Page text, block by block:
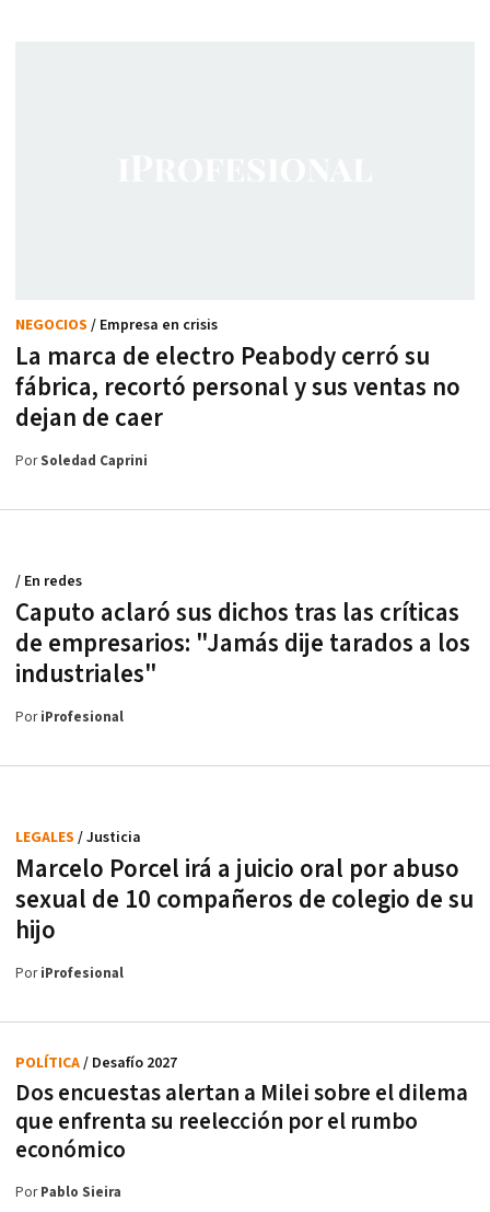
La marca de electro Peabody cerró su
fábrica, recortó personal y sus ventas no
dejan de caer
NEGOCIOS / Empresa en crisis
PorSoledad Caprini
Caputo aclaró sus dichos tras las críticas
de empresarios: "Jamás dije tarados a los
industriales"
/ En redes
PoriProfesional
Marcelo Porcel irá a juicio oral por abuso
sexual de 10 compañeros de colegio de su
hijo
LEGALES / Justicia
PoriProfesional
Dos encuestas alertan a Milei sobre el dilema
que enfrenta su reelección por el rumbo
económico
POLÍTICA/ Desafío 2027
PorPablo Sieira